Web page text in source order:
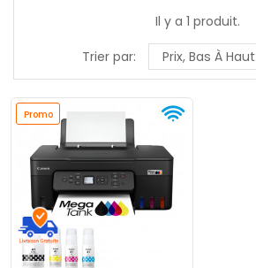
Il y a 1 produit.
Trier par:
Prix, Bas À Haut
Promo